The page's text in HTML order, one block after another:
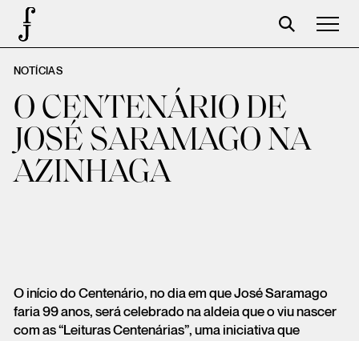
José Saramago
Programación
La Fundación
Aparceros
Carrito
Acceso
NOTÍCIAS
O CENTENÁRIO DE
JOSÉ SARAMAGO NA
AZINHAGA
O início do Centenário, no dia em que José Saramago
faria 99 anos, será celebrado na aldeia que o viu nascer
com as “Leituras Centenárias”, uma iniciativa que